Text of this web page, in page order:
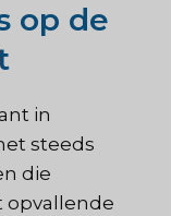
op de
in
steeds
die
opvallende